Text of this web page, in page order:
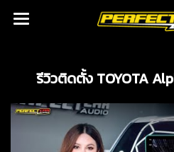
รีวิวติดตั้ง TOYOTA